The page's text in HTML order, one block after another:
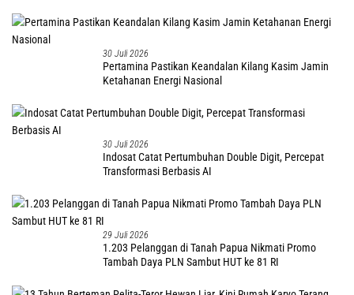
30 Juli 2026
Pertamina Pastikan Keandalan Kilang Kasim Jamin
Ketahanan Energi Nasional
30 Juli 2026
Indosat Catat Pertumbuhan Double Digit, Percepat
Transformasi Berbasis AI
29 Juli 2026
1.203 Pelanggan di Tanah Papua Nikmati Promo
Tambah Daya PLN Sambut HUT ke 81 RI